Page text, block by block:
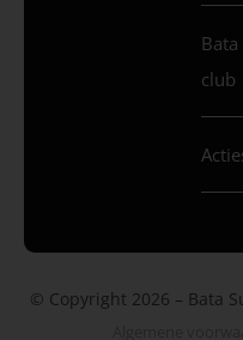
club
© Copyright 2026 – Bata